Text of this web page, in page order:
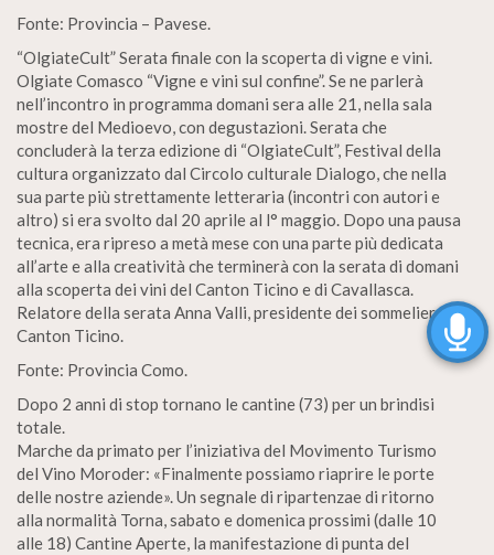
Fonte: Provincia – Pavese.
“OlgiateCult” Serata finale con la scoperta di vigne e vini.
Olgiate Comasco “Vigne e vini sul confine”. Se ne parlerà
nell’incontro in programma domani sera alle 21, nella sala
mostre del Medioevo, con degustazioni. Serata che
concluderà la terza edizione di “OlgiateCult”, Festival della
cultura organizzato dal Circolo culturale Dialogo, che nella
sua parte più strettamente letteraria (incontri con autori e
altro) si era svolto dal 20 aprile al l° maggio. Dopo una pausa
tecnica, era ripreso a metà mese con una parte più dedicata
all’arte e alla creatività che terminerà con la serata di domani
alla scoperta dei vini del Canton Ticino e di Cavallasca.
Relatore della serata Anna Valli, presidente dei sommelier del
Canton Ticino.
Fonte: Provincia Como.
Dopo 2 anni di stop tornano le cantine (73) per un brindisi
totale.
Marche da primato per l’iniziativa del Movimento Turismo
del Vino Moroder: «Finalmente possiamo riaprire le porte
delle nostre aziende». Un segnale di ripartenzae di ritorno
alla normalità Torna, sabato e domenica prossimi (dalle 10
alle 18) Cantine Aperte, la manifestazione di punta del